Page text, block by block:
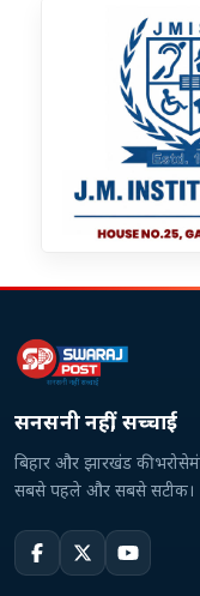
सनसनी नहीं, सच्चाई
बिहार और झारखंड की
सबसे पहले और सबसे सटीक।